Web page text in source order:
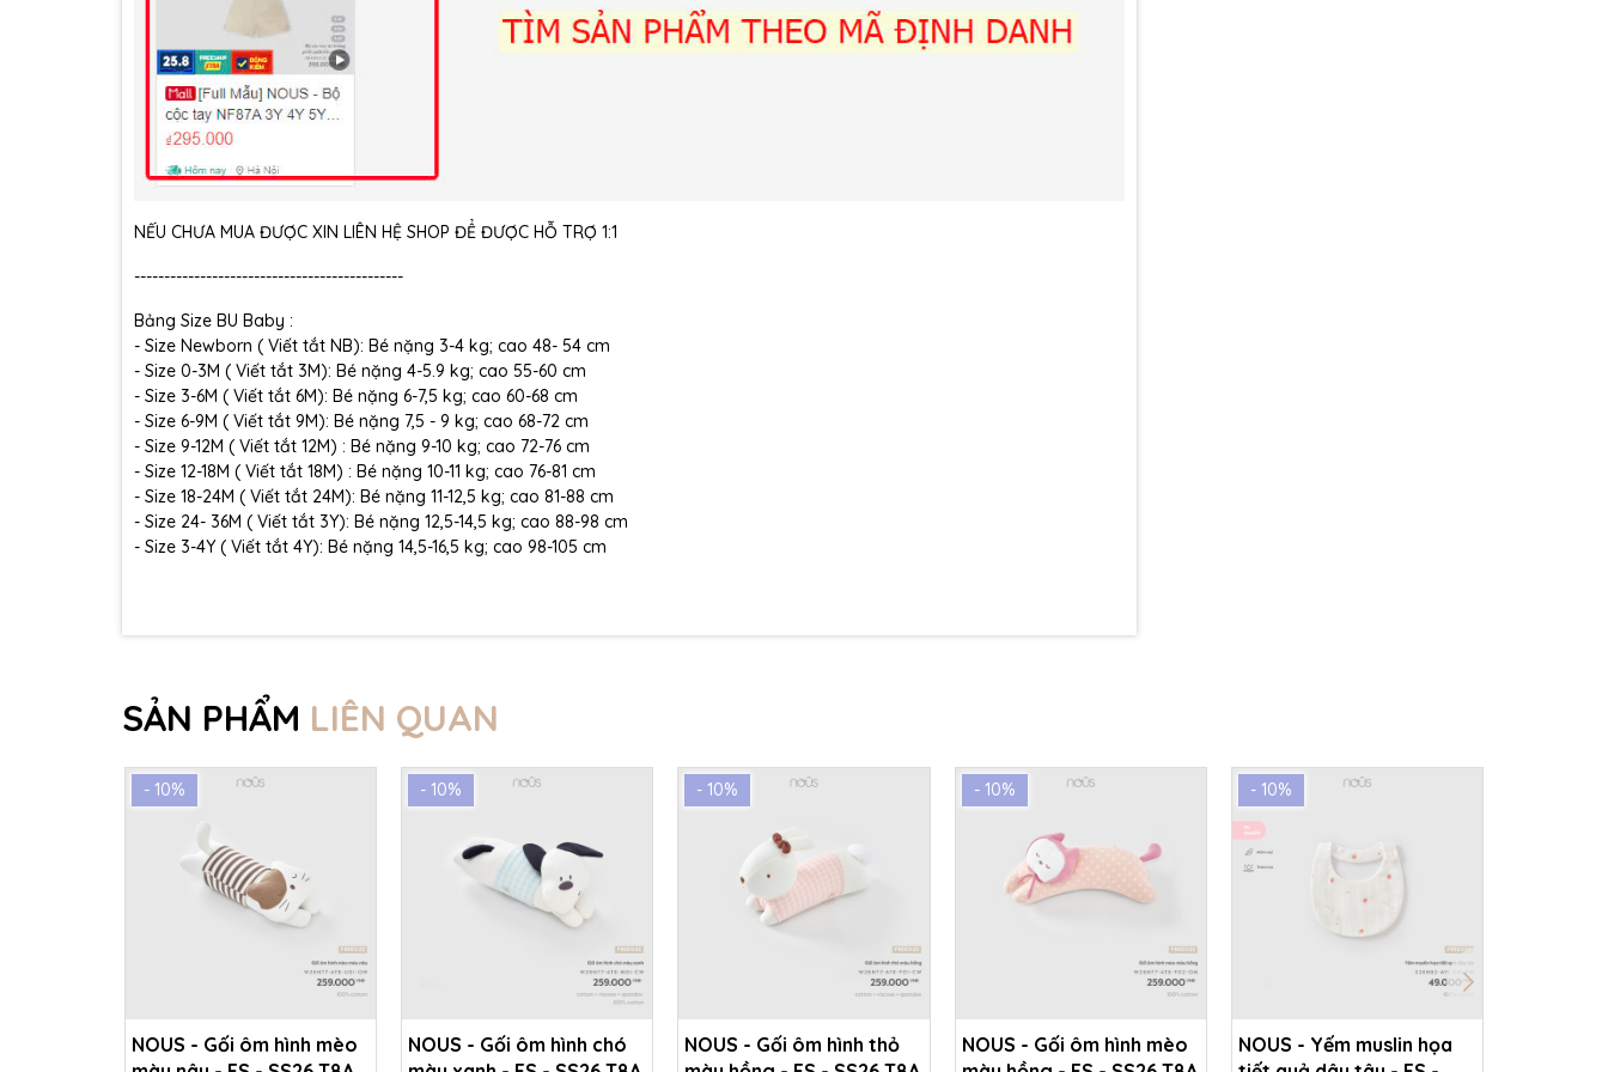
NẾU CHƯA MUA ĐƯỢC XIN LIÊN HỆ SHOP ĐỂ ĐƯỢC HỖ TRỢ 1:1
---------------------------------------------
Bảng Size BU Baby :
- Size Newborn ( Viết tắt NB): Bé nặng 3-4 kg; cao 48- 54 cm
- Size 0-3M ( Viết tắt 3M): Bé nặng 4-5.9 kg; cao 55-60 cm
- Size 3-6M ( Viết tắt 6M): Bé nặng 6-7,5 kg; cao 60-68 cm
- Size 6-9M ( Viết tắt 9M): Bé nặng 7,5 - 9 kg; cao 68-72 cm
- Size 9-12M ( Viết tắt 12M) : Bé nặng 9-10 kg; cao 72-76 cm
- Size 12-18M ( Viết tắt 18M) : Bé nặng 10-11 kg; cao 76-81 cm
- Size 18-24M ( Viết tắt 24M): Bé nặng 11-12,5 kg; cao 81-88 cm
- Size 24- 36M ( Viết tắt 3Y): Bé nặng 12,5-14,5 kg; cao 88-98 cm
- Size 3-4Y ( Viết tắt 4Y): Bé nặng 14,5-16,5 kg; cao 98-105 cm
SẢN PHẨM LIÊN QUAN
- 10%
NOUS - Gối ôm hình mèo
- 10%
NOUS - Gối ôm hình chó
- 10%
NOUS - Gối ôm hình thỏ
- 10%
NOUS - Gối ôm hình mèo
- 10%
NOUS - Yếm muslin họa